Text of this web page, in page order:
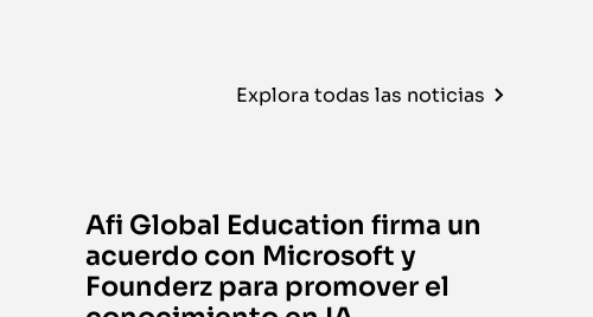
Explora todas las noticias
Afi Global Education firma un
acuerdo con Microsoft y
Founderz para promover el